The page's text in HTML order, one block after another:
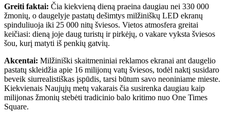
Greiti faktai: Čia kiekvieną dieną praeina daugiau nei 330 000
žmonių, o daugelyje pastatų dešimtys milžiniškų LED ekranų
spinduliuoja iki 25 000 nitų šviesos. Vietos atmosfera greitai
keičiasi: dieną joje daug turistų ir pirkėjų, o vakare vyksta šviesos
šou, kurį matyti iš penkių gatvių.
Akcentai: Milžiniški skaitmeniniai reklamos ekranai ant daugelio
pastatų skleidžia apie 16 milijonų vatų šviesos, todėl naktį susidaro
beveik siurrealistiškas įspūdis, tarsi būtum savo neoniniame mieste.
Kiekvienais Naujųjų metų vakarais čia susirenka daugiau kaip
milijonas žmonių stebėti tradicinio balo kritimo nuo One Times
Square.